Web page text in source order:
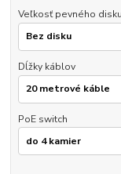
Veľkosť pevného disku
Dĺžky káblov
PoE switch